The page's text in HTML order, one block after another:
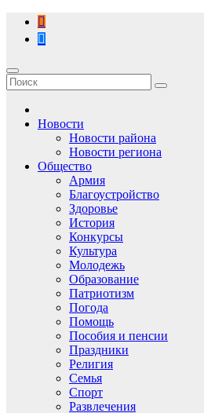
Перейти
содержимому
Новости
Новости района
Новости региона
Общество
Армия
Благоустройство
Здоровье
История
Конкурсы
Культура
Молодежь
Образование
Патриотизм
Погода
Помощь
Пособия и пенсии
Праздники
Религия
Семья
Спорт
Развлечения